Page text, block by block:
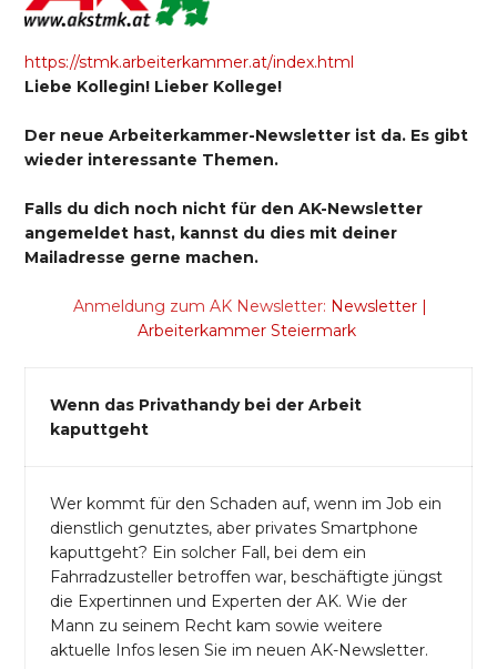
https://stmk.arbeiterkammer.at/index.html
Liebe Kollegin! Lieber Kollege!
Der neue Arbeiterkammer-Newsletter ist da. Es gibt
wieder interessante Themen.
Falls du dich noch nicht für den AK-Newsletter
angemeldet hast, kannst du dies mit deiner
Mailadresse gerne machen.
Anmeldung zum AK Newsletter: Newsletter |
Arbeiterkammer Steiermark
Wenn das Privathandy bei der Arbeit
kaputtgeht
Wer kommt für den Schaden auf, wenn im Job ein
dienstlich genutztes, aber privates Smartphone
kaputtgeht? Ein solcher Fall, bei dem ein
Fahrradzusteller betroffen war, beschäftigte jüngst
die Expertinnen und Experten der AK. Wie der
Mann zu seinem Recht kam sowie weitere
aktuelle Infos lesen Sie im neuen AK-Newsletter.